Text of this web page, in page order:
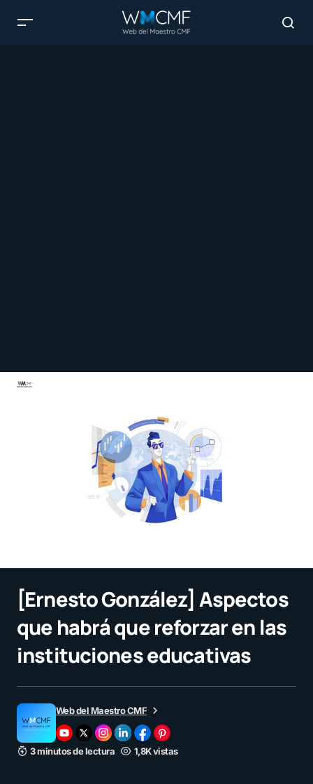
[Ernesto González] Aspectos
que habrá que reforzar en las
instituciones educativas
Web del Maestro CMF
3 minutos de lectura 1,8K vistas